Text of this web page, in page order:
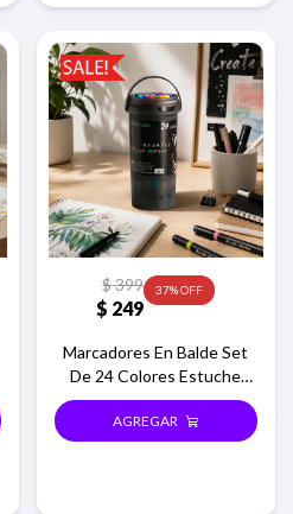
$ 249
$399 37
Marcadores En Balde Set
De 24 Colores Estuche
Redondo